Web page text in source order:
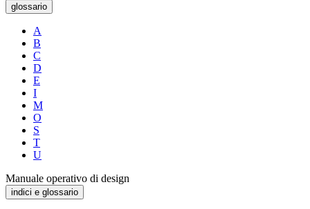
glossario
A
B
C
D
E
I
M
O
S
T
U
Manuale operativo di design
indici e glossario